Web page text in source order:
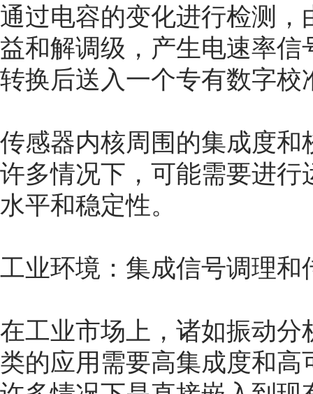
通过电容的变化进行检测
益和解调级，产生电速率
转换后送入一个专有数字校
传感器内核周围的集成度
许多情况下，可能需要进
水平和稳定性。
工业环境：集成信号调理和
在工业市场上，诸如振动
类的应用需要高集成度和